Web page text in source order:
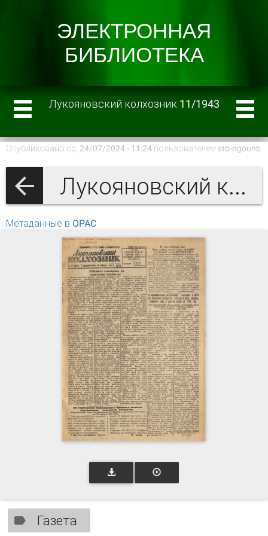
Лукояновский колхозник 11/1943
Опубликовано ср, 24/07/2024 - 11:24 пользователем sto-ngounb
Лукояновский колхозник 1943 г.
Метаданные в OPAC
Газета